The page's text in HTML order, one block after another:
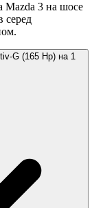
Mazda 3 на шосе
серед
G (165 Hp) на 1